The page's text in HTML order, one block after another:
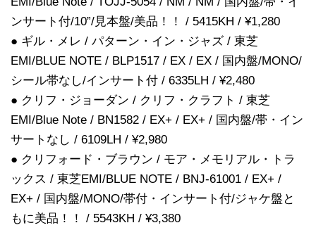
ンサート付/10”/見本盤/美品！！ / 5415KH / ¥1,280
● ギル・メレ / パターン・イン・ジャズ / 東芝
EMI/BLUE NOTE / BLP1517 / EX / EX / 国内盤/MONO/
シール帯なし/インサート付 / 6335LH / ¥2,480
● クリフ・ジョーダン / クリフ・クラフト / 東芝
EMI/Blue Note / BN1582 / EX+ / EX+ / 国内盤/帯・イン
サートなし / 6109LH / ¥2,980
● クリフォード・ブラウン / モア・メモリアル・トラ
ックス / 東芝EMI/BLUE NOTE / BNJ-61001 / EX+ /
EX+ / 国内盤/MONO/帯付・インサート付/ジャケ盤と
もに美品！！ / 5543KH / ¥3,380